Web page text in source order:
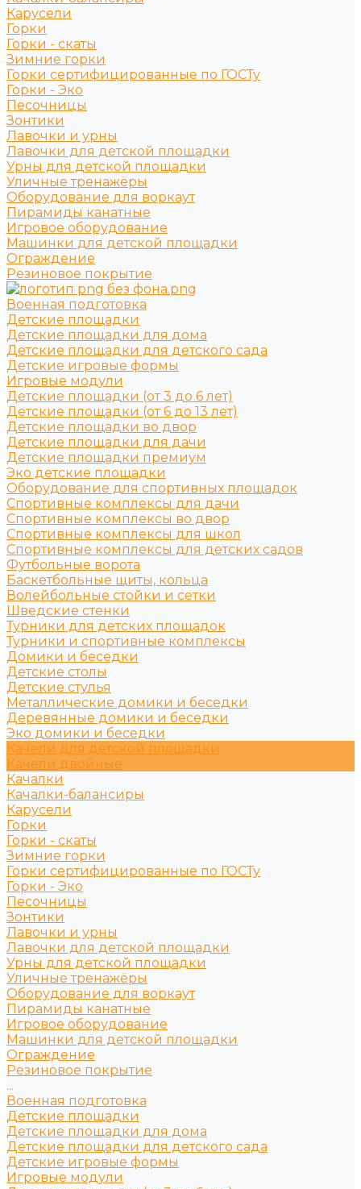
Карусели
Горки
Горки - скаты
Зимние горки
Горки сертифицированные по ГОСТу
Горки - Эко
Песочницы
Зонтики
Лавочки и урны
Лавочки для детской площадки
Урны для детской площадки
Уличные тренажёры
Оборудование для воркаут
Пирамиды канатные
Игровое оборудование
Машинки для детской площадки
Ограждение
Резиновое покрытие
Военная подготовка
Детские площадки
Детские площадки для дома
Детские площадки для детского сада
Детские игровые формы
Игровые модули
Детские площадки (от 3 до 6 лет)
Детские площадки (от 6 до 13 лет)
Детские площадки во двор
Детские площадки для дачи
Детские площадки премиум
Эко детские площадки
Оборудование для спортивных площадок
Спортивные комплексы для дачи
Спортивные комплексы во двор
Спортивные комплексы для школ
Спортивные комплексы для детских садов
Футбольные ворота
Баскетбольные щиты, кольца
Волейбольные стойки и сетки
Шведские стенки
Турники для детских площадок
Турники и спортивные комплексы
Домики и беседки
Детские столы
Детские стулья
Металлические домики и беседки
Деревянные домики и беседки
Эко домики и беседки
Качели для детской площадки
Качели двойные
Качалки
Качалки-балансиры
Карусели
Горки
Горки - скаты
Зимние горки
Горки сертифицированные по ГОСТу
Горки - Эко
Песочницы
Зонтики
Лавочки и урны
Лавочки для детской площадки
Урны для детской площадки
Уличные тренажёры
Оборудование для воркаут
Пирамиды канатные
Игровое оборудование
Машинки для детской площадки
Ограждение
Резиновое покрытие
...
Военная подготовка
Детские площадки
Детские площадки для дома
Детские площадки для детского сада
Детские игровые формы
Игровые модули